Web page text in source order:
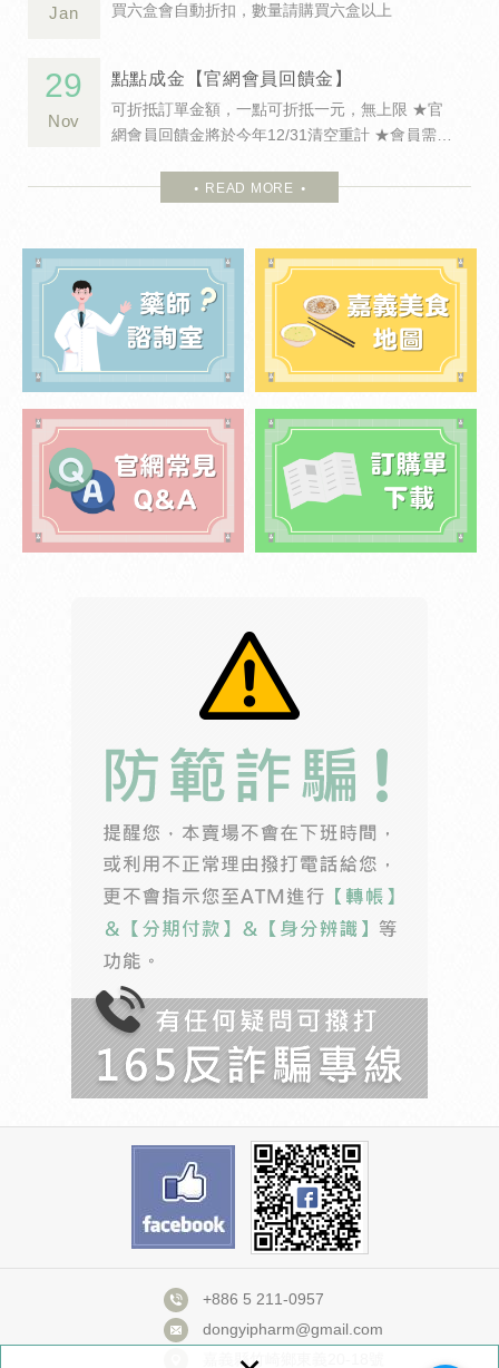
Jan 買六盒會自動折扣，數量請購買六盒以上
29
Nov
點點成金【官網會員回饋金】
可折抵訂單金額，一點可折抵一元，無上限 ★官
網會員回饋金將於今年12/31清空重計 ★會員需先
READ MORE
+886 5 211-0957
dongyipharm@gmail.com
嘉義縣竹崎鄉東義20-18號